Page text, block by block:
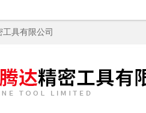
具有限公司